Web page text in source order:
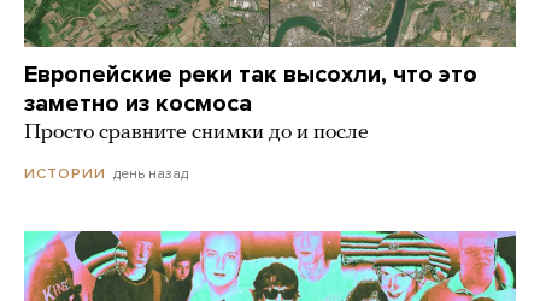
Европейские реки так высохли, что это
заметно из космоса
Просто сравните снимки до и после
ИСТОРИИ день назад